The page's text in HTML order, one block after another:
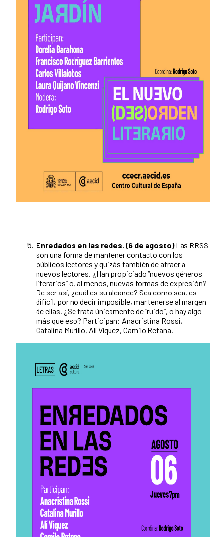
Enredados en las redes. (6 de agosto)Las RRSS
son una forma de mantener contacto con los
públicos lectores y quizás también de atraer a
nuevos lectores. ¿Han propiciado “nuevos géneros
literarios” o, al menos, nuevas formas de expresión?
De ser así, ¿cuál es su alcance? Sea como sea, es
difícil, por no decir imposible, mantenerse al margen
de ellas. ¿Se trata únicamente de “ruido”, o hay algo
más que eso? Participan: Anacristina Rossi,
Catalina Murillo, Alí Víquez, Camilo Retana.